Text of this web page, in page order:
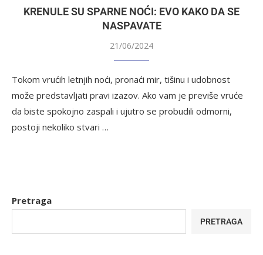
KRENULE SU SPARNE NOĆI: EVO KAKO DA SE
NASPAVATE
21/06/2024
Tokom vrućih letnjih noći, pronaći mir, tišinu i udobnost
može predstavljati pravi izazov. Ako vam je previše vruće
da biste spokojno zaspali i ujutro se probudili odmorni,
postoji nekoliko stvari …
Pretraga
PRETRAGA